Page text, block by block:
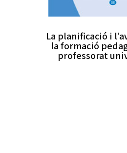
La planificació i
la formació
professorat